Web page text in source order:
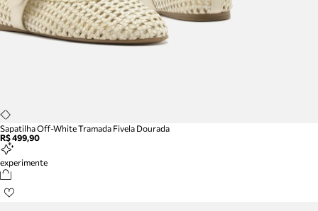
Sapatilha Off-White Tramada Fivela Dourada
R$ 499,90
experimente